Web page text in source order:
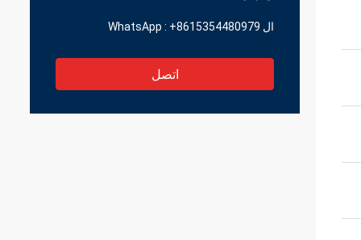
ال WhatsApp : +8615354480979
اتصل